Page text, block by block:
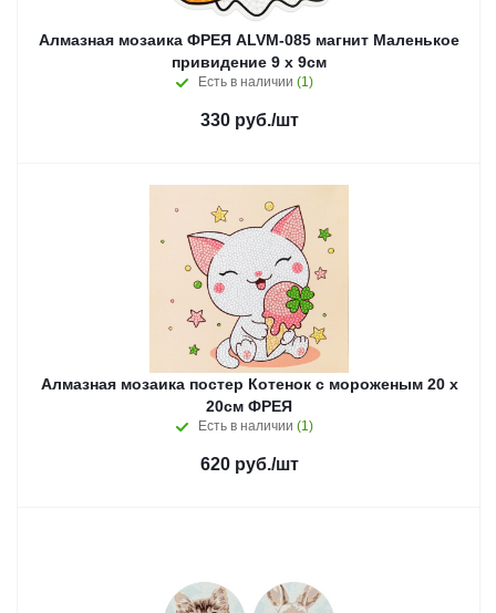
Алмазная мозаика ФРЕЯ ALVM-085 магнит Маленькое
привидение 9 х 9см
Есть в наличии (1)
330руб./шт
Алмазная мозаика постер Котенок с мороженым 20 х
20см ФРЕЯ
Есть в наличии (1)
620руб./шт